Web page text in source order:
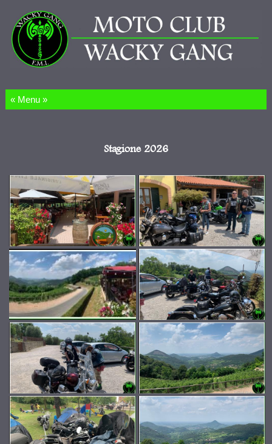
Salta al contenuto
Stagione 2026